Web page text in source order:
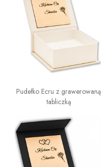
Pudełko Ecru z grawerowaną
tabliczką